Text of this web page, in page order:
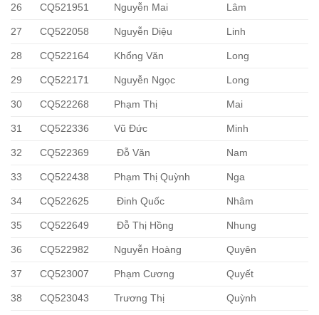
26 CQ521951 Nguyễn Mai Lâm
27 CQ522058 Nguyễn Diệu Linh
28 CQ522164 Khổng Văn Long
29 CQ522171 Nguyễn Ngọc Long
30 CQ522268 Phạm Thị Mai
31 CQ522336 Vũ Đức Minh
32 CQ522369 Đỗ Văn Nam
33 CQ522438 Phạm Thị Quỳnh Nga
34 CQ522625 Đinh Quốc Nhâm
35 CQ522649 Đỗ Thị Hồng Nhung
36 CQ522982 Nguyễn Hoàng Quyên
37 CQ523007 Phạm Cương Quyết
38 CQ523043 Trương Thị Quỳnh